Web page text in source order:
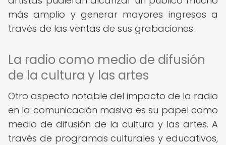
más amplio y generar mayores ingresos a
través de las ventas de sus grabaciones.
La radio como medio de difusión
de la cultura y las artes
Otro aspecto notable del impacto de la radio
en la comunicación masiva es su papel como
medio de difusión de la cultura y las artes. A
través de programas culturales y educativos,